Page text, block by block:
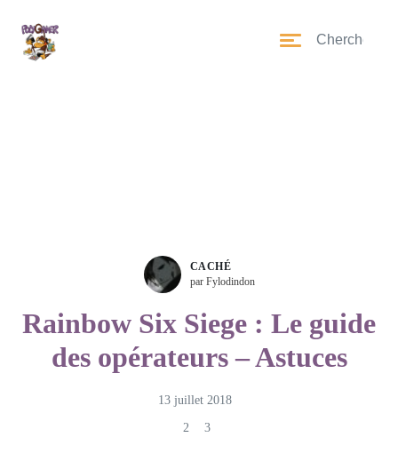
CACHÉ
par Fylodindon
Rainbow Six Siege : Le guide
des opérateurs – Astuces
13 juillet 2018
2 3